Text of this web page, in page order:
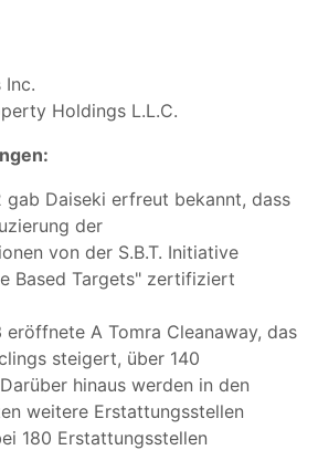
Inc.
Holdings L.L.C.
gab Daiseki erfreut bekannt, dass
der
von der S.B.T. Initiative
Based Targets" zertifiziert
A Tomra Cleanaway, das
steigert, über 140
hinaus werden in den
weitere Erstattungsstellen
180 Erstattungsstellen